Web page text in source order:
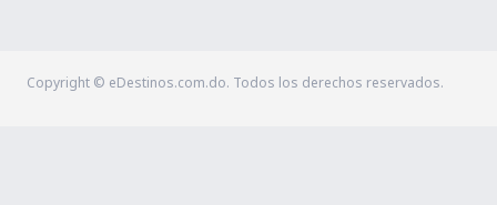
Copyright © eDestinos.com.do. Todos los derechos reservados.